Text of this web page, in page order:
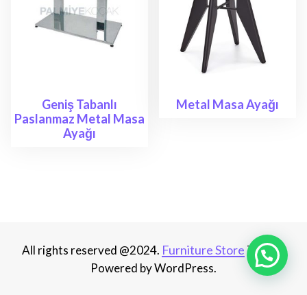
Geniş Tabanlı
Paslanmaz Metal Masa
Ayağı
Metal Masa Ayağı
All rights reserved @2024. Furniture StoreTheme.
Powered by WordPress.